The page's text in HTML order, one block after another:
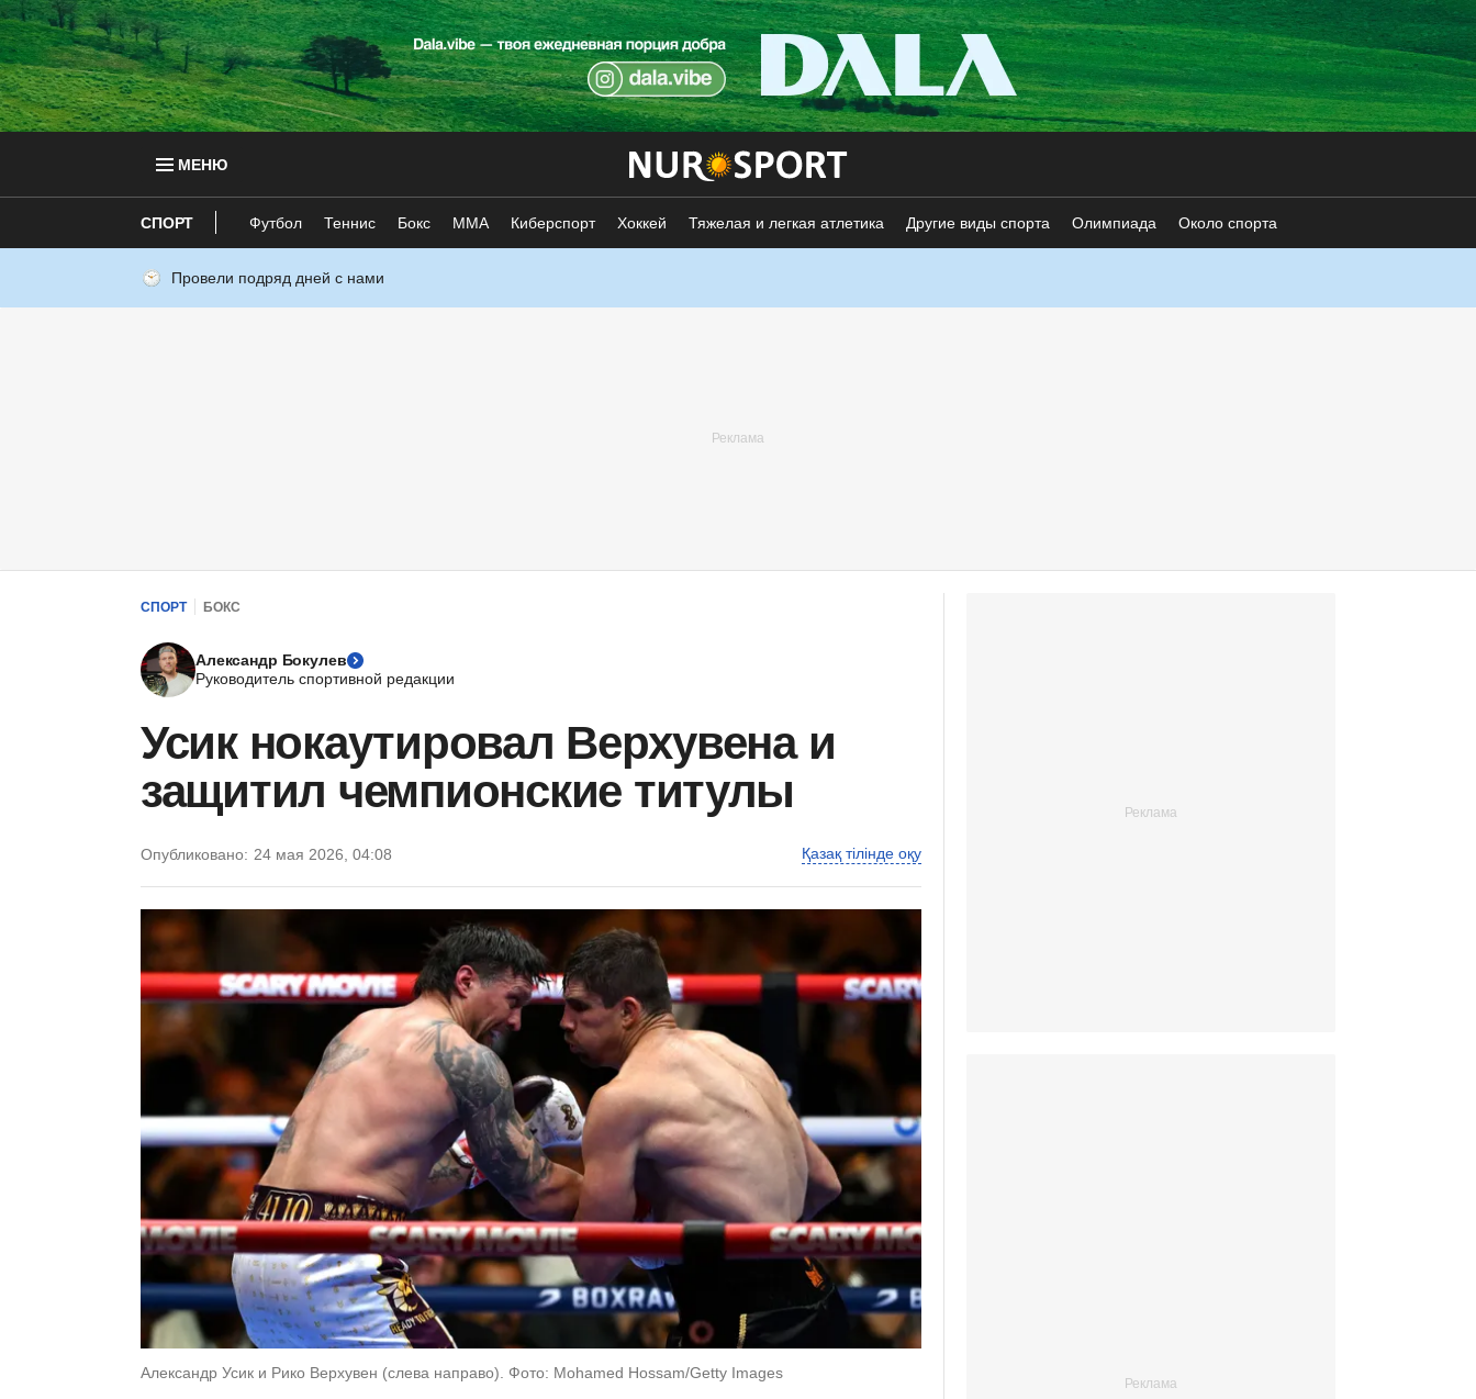
МЕНЮ
СПОРТ Футбол Теннис Бокс ММА Киберспорт Хоккей Тяжелая и легкая атлетика Другие виды спорта Олимпиада Около спорта
Провели подряд дней с нами
СПОРТ БОКС
Александр Бокулев
Руководитель спортивной редакции
Усик нокаутировал Верхувена и
защитил чемпионские титулы
Опубликовано: 24 мая 2026, 04:08 Қазақ тілінде оқу
Александр Усик и Рико Верхувен (слева направо). Фото: Mohamed Hossam/Getty Images